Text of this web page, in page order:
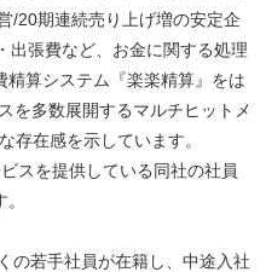
20期連続売り上げ増の安定企
張費など、お金に関する処理
算システム『楽楽精算』をは
を多数展開するマルチヒットメ
存在感を示しています。
スを提供している同社の社員
の若手社員が在籍し、中途入社